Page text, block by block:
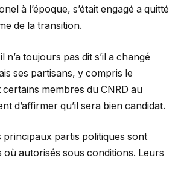
à l’époque, s’était engagé a quitté
de la transition.
n’a toujours pas dit s’il a changé
ses partisans, y compris le
membres du CNRD au
d’affirmer qu’il sera bien candidat.
principaux partis politiques sont
où autorisés sous conditions. Leurs